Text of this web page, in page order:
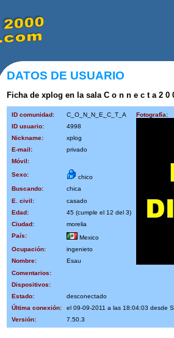
DATOS DE USUARIO
Ficha de xplog en la sala C o n n e c t a 2 0
ID comunidad: C_O_N_N_E_C_T_A
Fotografía:
ID usuario:
4998
Nickname:
xplog
E-mail:
privado
Móvil:
Sexo:
chico
Buscando:
chica
E. civil:
casado
Edad:
45 (cumple el 12 del 3)
Ciudad:
morelia
País:
Mexico
Ocupación:
ingenieto
Nombre:
Esau
Comentarios:
Dispositivos:
Estado:
desconectado
Última conexión:
el 09-09-2011 a las 18:04:03 desde
Versión:
7.50.3